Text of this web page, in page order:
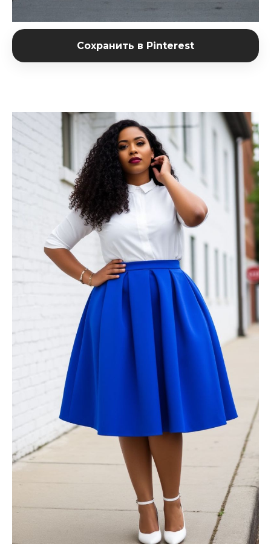
Сохранить в Pinterest